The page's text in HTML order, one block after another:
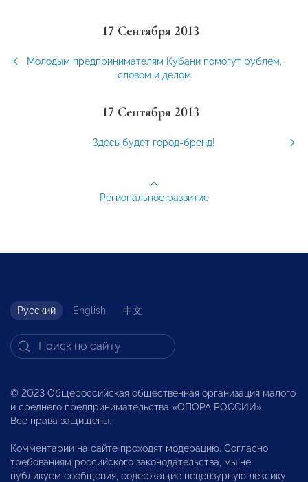
17 Сентября 2013
Молодым предпринимателям Кубани помогут рублем,
словом и делом
17 Сентября 2013
Здесь будет город-бренд!
Региональное развитие
Русский English 中文
© 2023 Общероссийская общественная организация малого
и среднего предпринимательства «ОПОРА РОССИИ».
Все права защищены.
Комментарии на сайте проходят модерацию. Согласно
требованиям российского законодательства, мы не
публикуем сообщения, содержащие нецензурную лексику